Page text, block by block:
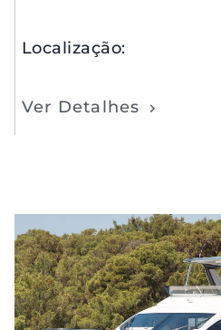
Localização:
Ver Detalhes